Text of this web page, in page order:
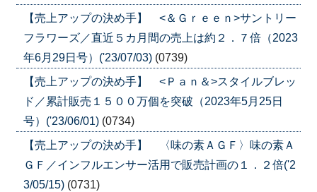
【売上アップの決め手】 <＆Ｇｒｅｅｎ>サントリー
フラワーズ／直近５カ月間の売上は約２．７倍（2023
年6月29日号）('23/07/03) (0739)
【売上アップの決め手】 <Ｐａｎ＆>スタイルブレッ
ド／累計販売１５００万個を突破（2023年5月25日
号）('23/06/01) (0734)
【売上アップの決め手】 〈味の素ＡＧＦ〉味の素Ａ
ＧＦ／インフルエンサー活用で販売計画の１．２倍('2
3/05/15) (0731)